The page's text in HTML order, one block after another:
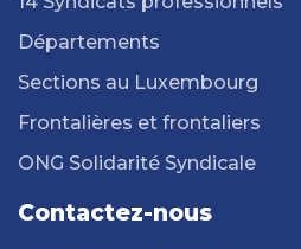
Départements
Sections au Luxembourg
Frontalières et frontaliers
ONG Solidarité Syndicale
Contactez-nous